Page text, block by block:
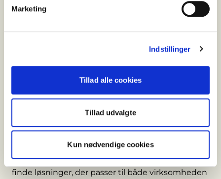
Marketing
Indstillinger
Tillad alle cookies
Tillad udvalgte
Kun nødvendige cookies
arbejdspladser, fællesarealer, adgangsforhold og
Målet er at finde en løsning, der fungerer i
hverdagen og giver plads til virksomhedens
Tilpasning af lejemålet
Mange virksomheder har behov, der kræver mere
end et standardlejemål.
Derfor arbejder vores tegnestue, projektledere,
håndværkere og udlejning tæt sammen om at
finde løsninger, der passer til både virksomheden